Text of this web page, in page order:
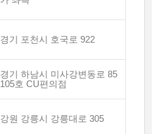
경기 포천시 호국로 922
경기 하남시 미사강변동로 85
105호 CU편의점
강원 강릉시 강릉대로 305